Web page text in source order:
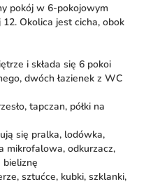
pokój w 6-pokojowym
Okolica jest cicha, obok
i składa się 6 pokoi
dwóch łazienek z WC
tapczan, półki na
się pralka, lodówka,
mikrofalowa, odkurzacz,
bieliznę
sztućce, kubki, szklanki,